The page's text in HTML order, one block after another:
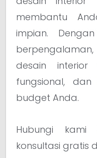
membantu
impian.
berpengalaman,
desain
fungsional,
budget Anda.
Hubungi kami
konsultasi gratis